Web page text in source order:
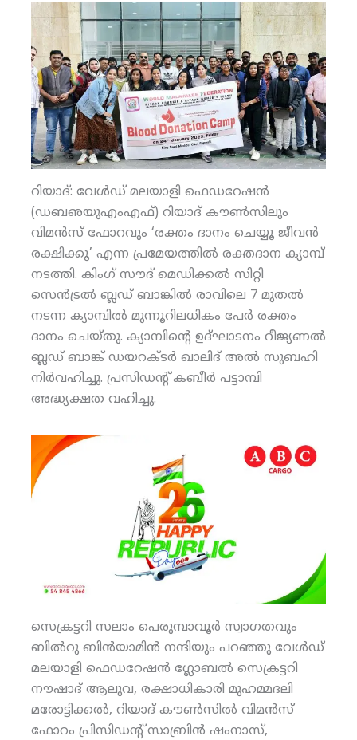
റിയാദ്: വേള്‍ഡ് മലയാളി ഫെഡറേഷന്‍
(ഡബഌയുഎംഎഫ്) റിയാദ് കൗണ്‍സിലും
വിമന്‍സ് ഫോറവും ‘രക്തം ദാനം ചെയ്യൂ ജീവന്‍
രക്ഷിക്കൂ’ എന്ന പ്രമേയത്തില്‍ രക്തദാന ക്യാമ്പ്
നടത്തി. കിംഗ് സൗദ് മെഡിക്കല്‍ സിറ്റി
സെന്‍ട്രല്‍ ബ്ലഡ് ബാങ്കില്‍ രാവിലെ 7 മുതല്‍
നടന്ന ക്യാമ്പില്‍ മുന്നൂറിലധികം പേര്‍ രക്തം
ദാനം ചെയ്തു. ക്യാമ്പിന്റെ ഉദ്ഘാടനം റീജ്യണല്‍
ബ്ലഡ് ബാങ്ക് ഡയറക്ടര്‍ ഖാലിദ് അല്‍ സുബഹി
നിര്‍വഹിച്ചു. പ്രസിഡന്റ് കബീര്‍ പട്ടാമ്പി
അദ്ധ്യക്ഷത വഹിച്ചു.
സെക്രട്ടറി സലാം പെരുമ്പാവൂര്‍ സ്വാഗതവും
ബില്‍റു ബിന്‍യാമിന്‍ നന്ദിയും പറഞ്ഞു വേള്‍ഡ്
മലയാളി ഫെഡറേഷന്‍ ഗ്ലോബല്‍ സെക്രട്ടറി
നൗഷാദ് ആലുവ, രക്ഷാധികാരി മുഹമ്മദലി
മരോട്ടിക്കല്‍, റിയാദ് കൗണ്‍സില്‍ വിമന്‍സ്
ഫോറം പ്രിസിഡന്റ് സാബ്രിന്‍ ഷംനാസ്,